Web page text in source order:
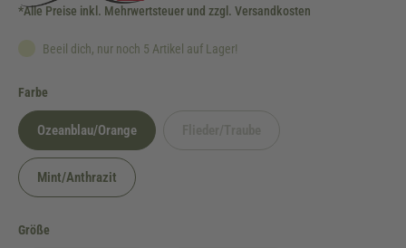
*Alle Preise inkl. Mehrwertsteuer und zzgl. Versandkosten
Beeil dich, nur noch 5 Artikel auf Lager!
Farbe
Ozeanblau/Orange
Mint/Anthrazit
Größe